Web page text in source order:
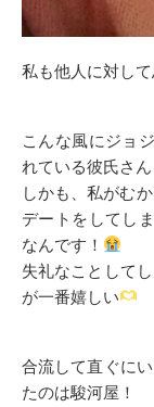
私も他人に対し
こんな風にジョ
れている彼氏さ
しかも、私がむ
デートをしてし
なんです！
失礼なことして
が一番嬉しい
合流して直ぐに
たのは駿河屋！